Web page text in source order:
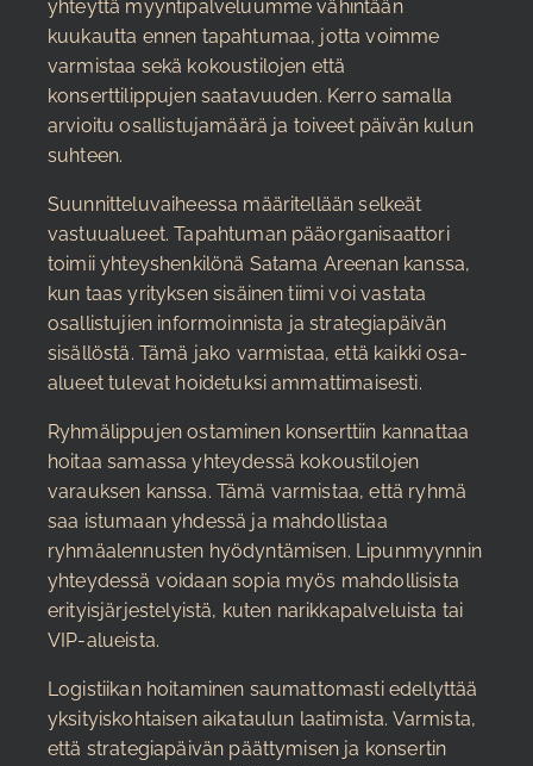
yhteyttä myyntipalveluumme vähintään
kuukautta ennen tapahtumaa, jotta voimme
varmistaa sekä kokoustilojen että
konserttilippujen saatavuuden. Kerro samalla
arvioitu osallistujamäärä ja toiveet päivän kulun
suhteen.
Suunnitteluvaiheessa määritellään selkeät
vastuualueet. Tapahtuman pääorganisaattori
toimii yhteyshenkilönä Satama Areenan kanssa,
kun taas yrityksen sisäinen tiimi voi vastata
osallistujien informoinnista ja strategiapäivän
sisällöstä. Tämä jako varmistaa, että kaikki osa-
alueet tulevat hoidetuksi ammattimaisesti.
Ryhmälippujen ostaminen konserttiin kannattaa
hoitaa samassa yhteydessä kokoustilojen
varauksen kanssa. Tämä varmistaa, että ryhmä
saa istumaan yhdessä ja mahdollistaa
ryhmäalennusten hyödyntämisen. Lipunmyynnin
yhteydessä voidaan sopia myös mahdollisista
erityisjärjestelyistä, kuten narikkapalveluista tai
VIP-alueista.
Logistiikan hoitaminen saumattomasti edellyttää
yksityiskohtaisen aikataulun laatimista. Varmista,
että strategiapäivän päättymisen ja konsertin